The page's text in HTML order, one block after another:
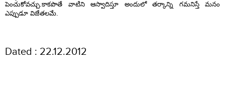
పెంచుకోవచ్చు.కాకపొతే వాటిని ఆస్వాదిస్తూ అందులో తర్కాన్ని గమనిస్తే మనం
ఎప్పుడూ విజేతలమే.
Dated : 22.12.2012